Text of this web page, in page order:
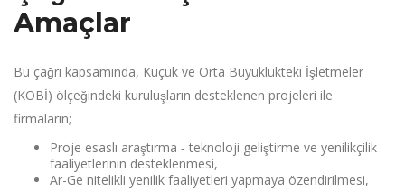
Amaçlar
Bu çağrı kapsamında, Küçük ve Orta Büyüklükteki İşletmeler
(KOBİ) ölçeğindeki kuruluşların desteklenen projeleri ile
firmaların;
Proje esaslı araştırma ‐ teknoloji geliştirme ve yenilikçilik
faaliyetlerinin desteklenmesi,
Ar-Ge nitelikli yenilik faaliyetleri yapmaya özendirilmesi,